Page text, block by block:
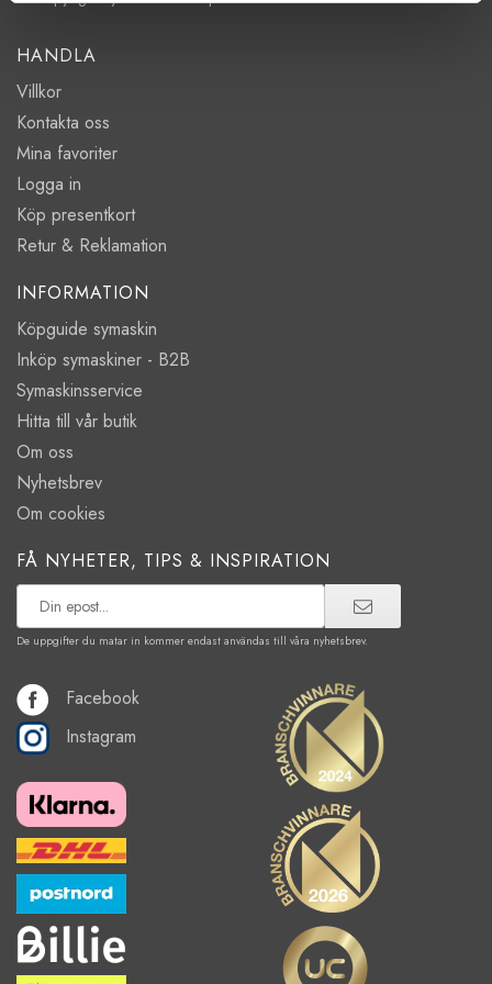
HANDLA
Villkor
Kontakta oss
Mina favoriter
Logga in
Köp presentkort
Retur & Reklamation
INFORMATION
Köpguide symaskin
Inköp symaskiner - B2B
Symaskinsservice
Hitta till vår butik
Om oss
Nyhetsbrev
Om cookies
FÅ NYHETER, TIPS & INSPIRATION
De uppgifter du matar in kommer endast användas till våra nyhetsbrev.
Facebook
Instagram